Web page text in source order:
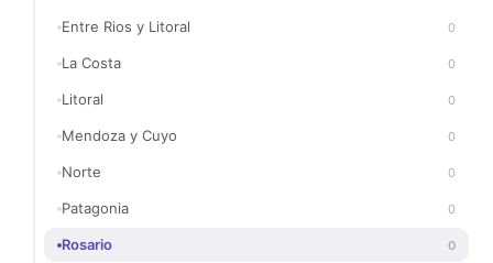
Entre Rios y Litoral 0
La Costa 0
Litoral 0
Mendoza y Cuyo 0
Norte 0
Patagonia 0
Rosario 0